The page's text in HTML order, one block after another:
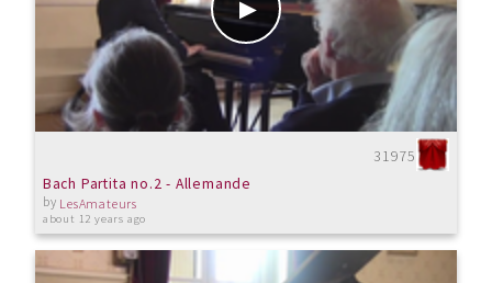
31975
Bach Partita no.2 - Allemande
by LesAmateurs
about 12 years ago